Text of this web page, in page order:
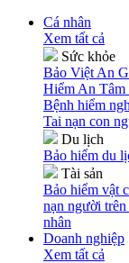
Cá nhân
Xem tất cả
Sức khỏe
Bảo Việt An
Hiểm An Tâm
Bệnh hiểm
Tai nạn con
Du lịch
Bảo hiểm du
Tài sản
Bảo hiểm vật
nạn người
nhân
Doanh nghiệp
Xem tất cả